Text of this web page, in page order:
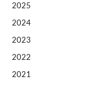
2025
2024
2023
2022
2021